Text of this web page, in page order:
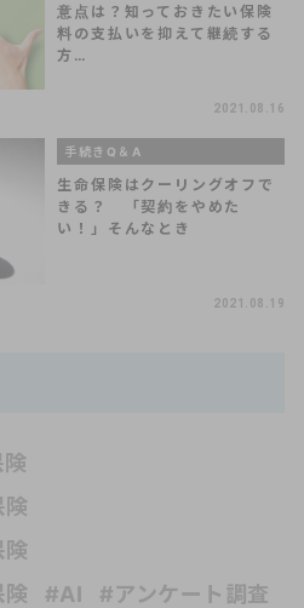
意点は？知っておきたい保険
料の支払いを抑えて継続する
方…
2021.08.16
手続きQ＆A
生命保険はクーリングオフで
きる？ 「契約をやめた
い！」そんなとき
2021.08.19
#AI
#アンケート調査